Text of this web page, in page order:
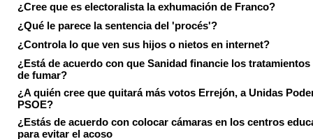
¿Cree que es electoralista la exhumación de Franco?
¿Qué le parece la sentencia del 'procés'?
¿Controla lo que ven sus hijos o nietos en internet?
¿Está de acuerdo con que Sanidad financie los tratamientos
de fumar?
¿A quién cree que quitará más votos Errejón, a Unidas
PSOE?
¿Estás de acuerdo con colocar cámaras en los centros
para evitar el acoso